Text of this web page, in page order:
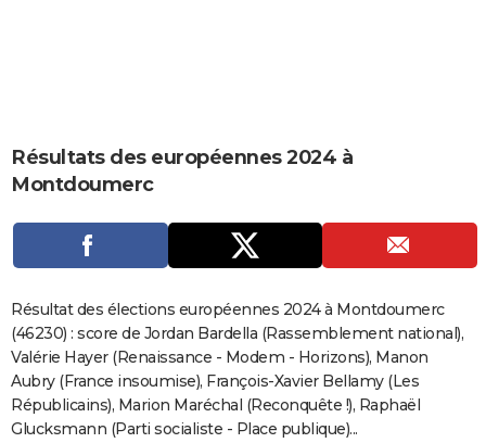
CARTE DE VOEUX
Carte de Noël
Carte Bonne année
Carte Saint-Valentin
Carte Pâques
Carte d'anniversaire
Dictionnaire
Biographies
Expressions
Proverbes
PROGRAMME TV
S'inscrire
Se connecter
Lycées
Collèges
Primaires
Universités
Entreprises
Service militaire
Avis de recherche
AVIS DE DÉCÈS
FORUM
Bricolage
Lifestyle
Culture
SportAuto
Television
Voyage
Cinema
Résultats des européennes 2024 à
Montdoumerc
Résultat des élections européennes 2024 à Montdoumerc
(46230) : score de Jordan Bardella (Rassemblement national),
Valérie Hayer (Renaissance - Modem - Horizons), Manon
Aubry (France insoumise), François-Xavier Bellamy (Les
Républicains), Marion Maréchal (Reconquête !), Raphaël
Glucksmann (Parti socialiste - Place publique)...